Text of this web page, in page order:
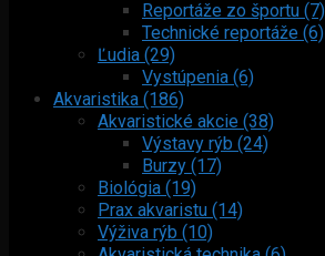
Reportáže zo športu (7)
Technické reportáže (6)
Ľudia (29)
Vystúpenia (6)
Akvaristika (186)
Akvaristické akcie (38)
Výstavy rýb (24)
Burzy (17)
Biológia (19)
Prax akvaristu (14)
Výživa rýb (10)